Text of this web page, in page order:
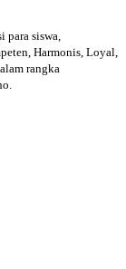
para siswa,
Harmonis, Loyal,
rangka